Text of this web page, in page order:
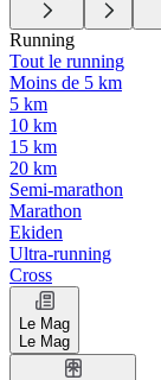
Running
Tout le running
Moins de 5 km
5 km
10 km
15 km
20 km
Semi-marathon
Marathon
Ekiden
Ultra-running
Cross
Le Mag
Le Mag